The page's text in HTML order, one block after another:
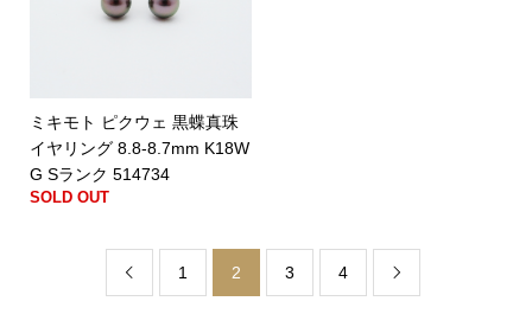
ミキモト ピクウェ 黒蝶真珠
イヤリング 8.8-8.7mm K18W
G Sランク 514734
SOLD OUT
 1 2 3 4 